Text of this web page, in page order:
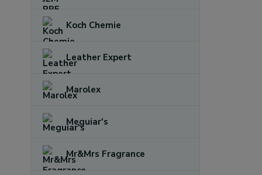
Koch Chemie
Leather Expert
Marolex
Meguiar's
Mr&Mrs Fragrance